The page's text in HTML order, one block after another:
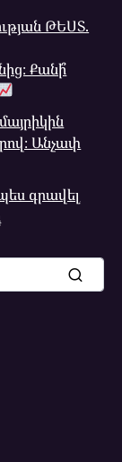
ԹԵՍՏ.
Քանի՞
Անչափ
գրավել